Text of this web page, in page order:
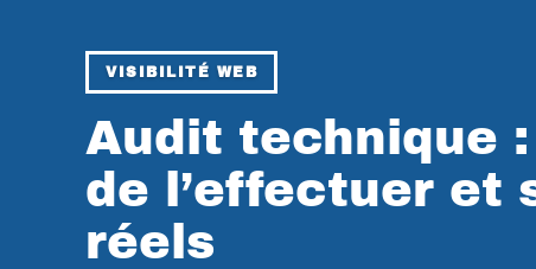
VISIBILITÉ WEB
Audit technique
de l’effectuer et
réels